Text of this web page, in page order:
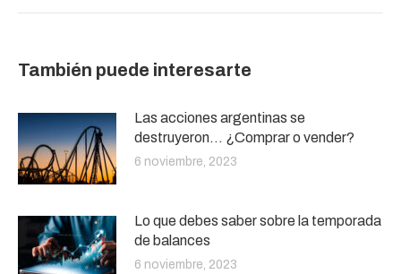
También puede interesarte
Las acciones argentinas se
destruyeron… ¿Comprar o vender?
6 noviembre, 2023
Lo que debes saber sobre la temporada
de balances
6 noviembre, 2023